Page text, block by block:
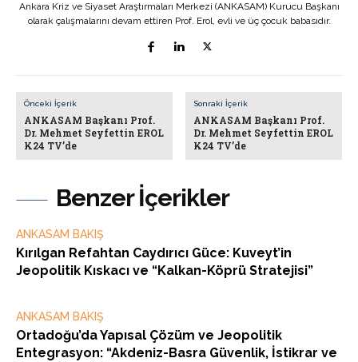
Benzer İçerikler
ANKASAM BAKIŞ
Kırılgan Refahtan Caydırıcı Güce: Kuveyt’in
Jeopolitik Kıskacı ve “Kalkan-Köprü Stratejisi”
ANKASAM BAKIŞ
Ortadoğu’da Yapısal Çözüm ve Jeopolitik
Entegrasyon: “Akdeniz-Basra Güvenlik, İstikrar ve
Ankara Kriz ve Siyaset Araştırmaları Merkezi (ANKASAM) Kurucu Başkanı
olarak çalışmalarını devam ettiren Prof. Erol, evli ve üç çocuk babasıdır.
Önceki İçerik
ANKASAM Başkanı Prof.
Dr. Mehmet Seyfettin EROL
K24 TV’de
Sonraki İçerik
ANKASAM Başkanı Prof.
Dr. Mehmet Seyfettin EROL
K24 TV’de